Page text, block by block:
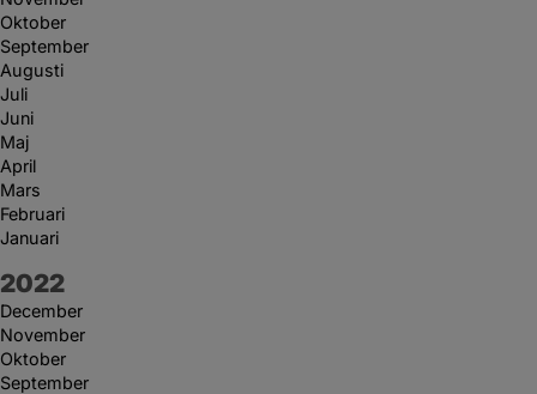
Oktober
September
Augusti
Juli
Juni
Maj
April
Mars
Februari
Januari
År:
2022
December
November
Oktober
September